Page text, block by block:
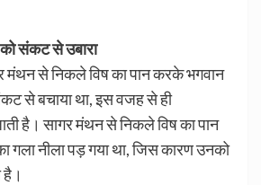
संकट से उबारा
मंथन से निकले विष का पान करके भगवान
से बचाया था, इस वजह से ही
है। सागर मंथन से निकले विष का पान
गला नीला पड़ गया था, जिस कारण उनको
है।